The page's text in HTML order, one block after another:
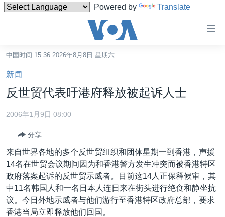
Powered by Translate
碍
链
接
跳
转
转
导
航
港澳
国际
最新国际新闻
印太
中东
分类新闻
经济·金融·贸易
人权·法律·宗教
美中关系
热点专题
中国时间 15:36 2026年8月8日 星期六
新闻
反世贸代表吁港府释放被起诉人士
2006年1月9日 08:00
分享
来自世界各地的多个反世贸组织和团体星期一到香港，声援
14名在世贸会议期间因为和香港警方发生冲突而被香港特区
政府落案起诉的反世贸示威者。目前这14人正保释候审，其
中11名韩国人和一名日本人连日来在街头进行绝食和静坐抗
议。今日外地示威者与他们游行至香港特区政府总部，要求
香港当局立即释放他们回国。